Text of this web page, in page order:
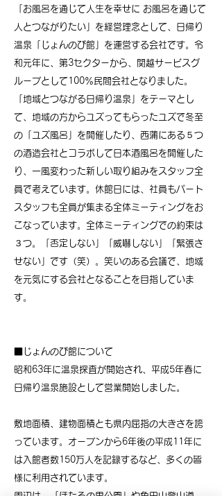
「お風呂を通じて人生を幸せに お風呂を通じて
人とつながりたい」を経営理念として、日帰り
温泉「じょんのび館」を運営する会社です。令
和元年に、第3セクターから、関越サービスグ
ループとして100％民間会社となりました。
「地域とつながる日帰り温泉」をテーマとし
て、地域の方からユズってもらったユズで冬至
の「ユズ風呂」を開催したり、西蒲にある５つ
の酒造会社とコラボして日本酒風呂を開催した
り、一風変わった新しい取り組みをスタッフ全
員で考えています。休館日には、社員もパート
スタッフも全員が集まる全体ミーティングをお
こなっています。全体ミーティングでの約束は
３つ。「否定しない」「威嚇しない」「緊張さ
せない」です（笑）。笑いのある会議で、地域
を元気にする会社となることを目指していま
す。
■じょんのび館について
昭和63年に温泉探査が開始され、平成5年春に
日帰り温泉施設として営業開始しました。
敷地面積、建物面積とも県内屈指の大きさを誇
っています。オープンから6年後の平成11年に
は入館者数150万人を記録するなど、多くの皆
様に利用されています。